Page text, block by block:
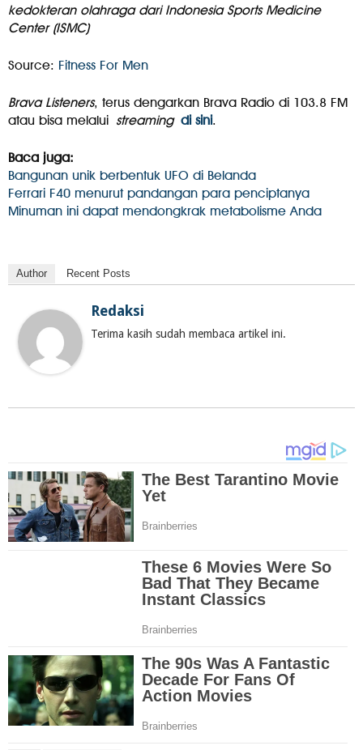
kedokteran olahraga dari Indonesia Sports Medicine
Center (ISMC)
Source: Fitness For Men
Brava Listeners, terus dengarkan Brava Radio di 103.8 FM
atau bisa melalui streaming di sini.
Baca juga:
Bangunan unik berbentuk UFO di Belanda
Ferrari F40 menurut pandangan para penciptanya
Minuman ini dapat mendongkrak metabolisme Anda
Author Recent Posts
Redaksi
Terima kasih sudah membaca artikel ini.